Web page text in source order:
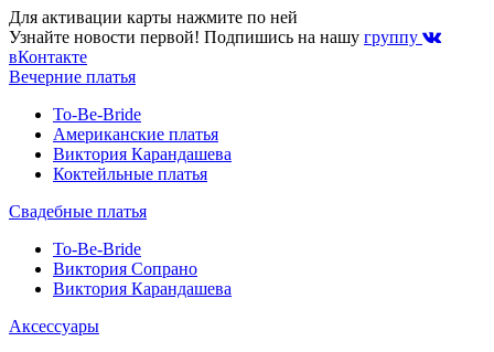
Для активации карты нажмите по ней
Узнайте новости первой! Подпишись на нашу группу
вКонтакте
Вечерние платья
To-Be-Bride
Американские платья
Виктория Карандашева
Коктейльные платья
Свадебные платья
To-Be-Bride
Виктория Сопрано
Виктория Карандашева
Аксессуары